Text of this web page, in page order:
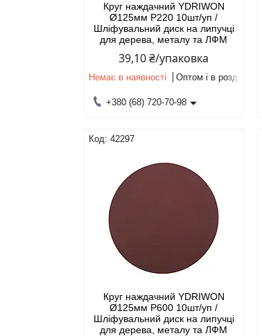
Круг наждачний YDRIWON
Ø125мм P220 10шт/уп /
Шліфувальний диск на липучці
для дерева, металу та ЛФМ
39,10 ₴/упаковка
Немає в наявності Оптом і в роздріб
+380 (68) 720-70-98
42297
Круг наждачний YDRIWON
Ø125мм P600 10шт/уп /
Шліфувальний диск на липучці
для дерева, металу та ЛФМ